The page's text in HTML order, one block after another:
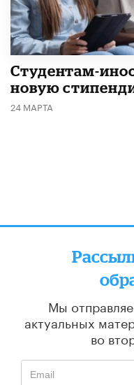
Студентам-
новую
24 МАРТА
Мы
актуальных
во